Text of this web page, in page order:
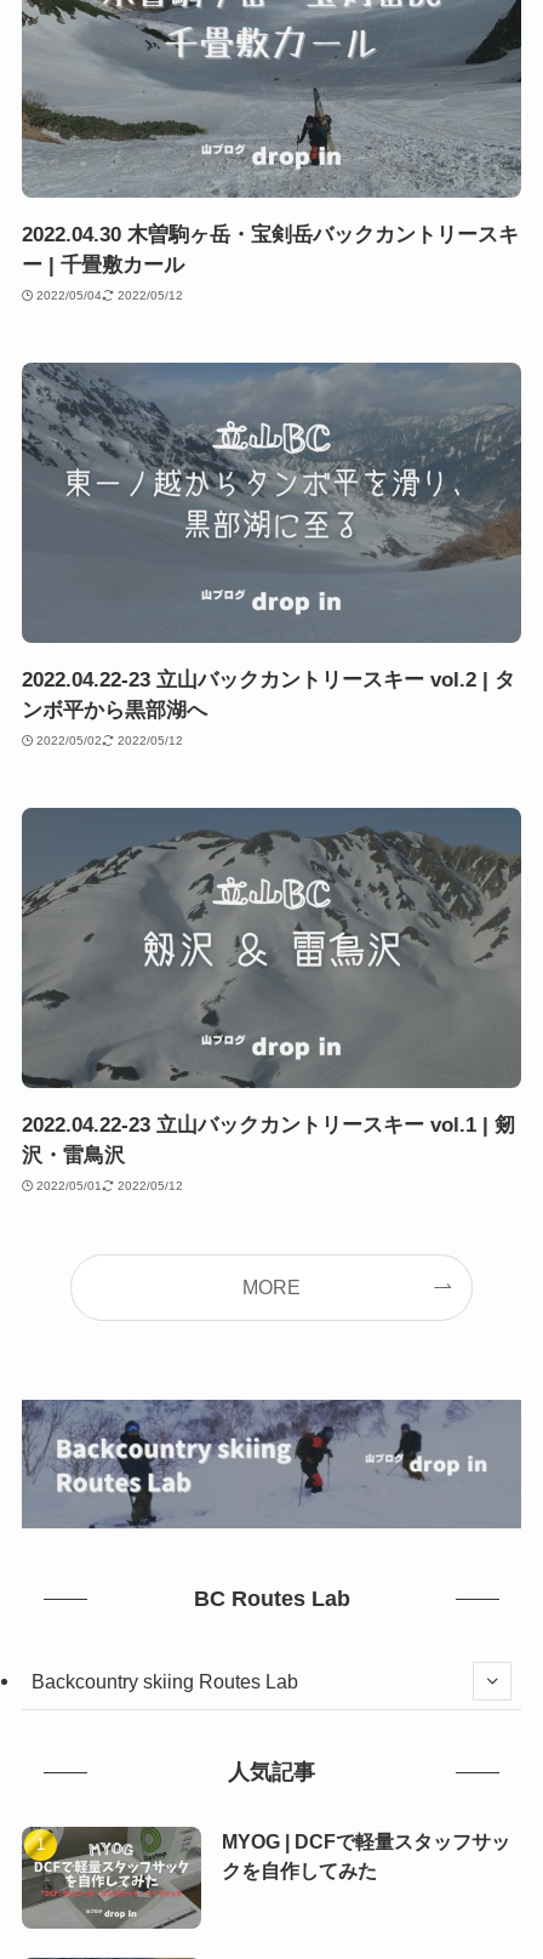
2022.04.30 木曽駒ヶ岳・宝剣岳バックカントリースキ
ー | 千畳敷カール
2022/05/04 2022/05/12
2022.04.22-23 立山バックカントリースキー vol.2 | タ
ンボ平から黒部湖へ
2022/05/02 2022/05/12
2022.04.22-23 立山バックカントリースキー vol.1 | 剱
沢・雷鳥沢
2022/05/01 2022/05/12
MORE
BC Routes Lab
Backcountry skiing Routes Lab
人気記事
MYOG | DCFで軽量スタッフサッ
クを自作してみた